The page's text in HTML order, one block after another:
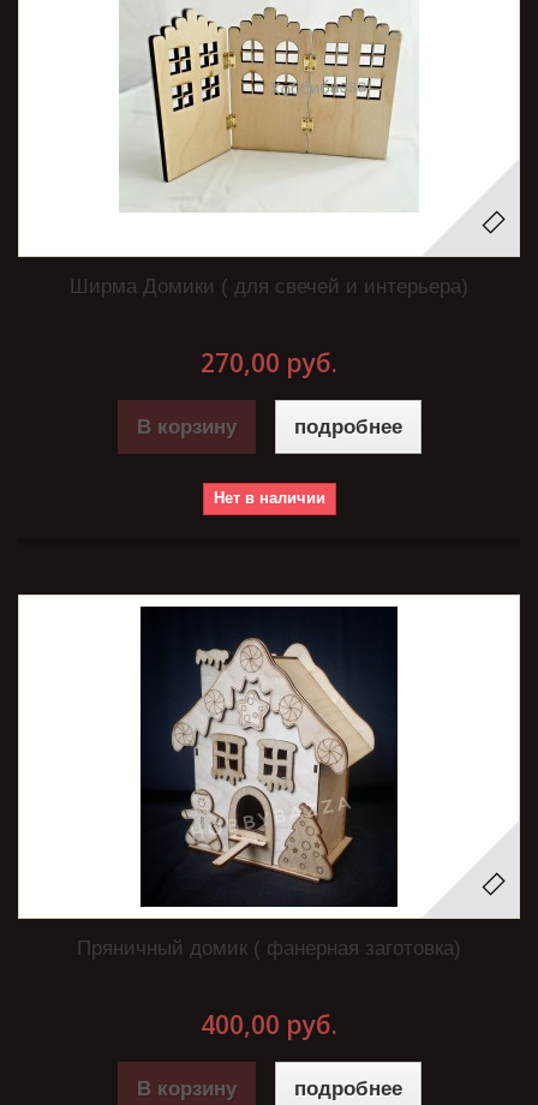
Ширма Домики ( для свечей и интерьера)
270,00 руб.
В корзину подробнее
Нет в наличии
Пряничный домик ( фанерная заготовка)
400,00 руб.
В корзину подробнее